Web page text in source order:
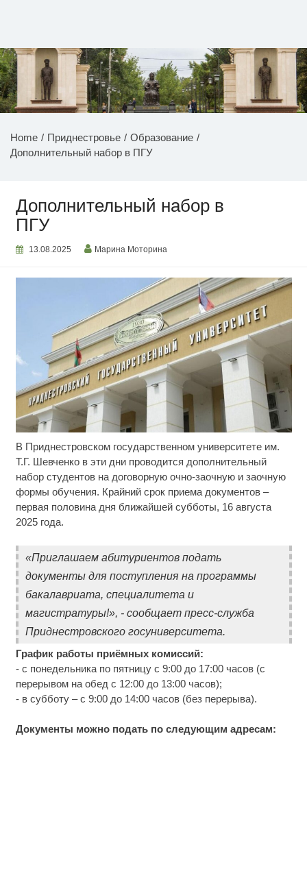
НОВОСТИ ПРИДНЕСТРОВЬЯ
Home Приднестровье
Образование
Дополнительный набор в ПГУ
Дополнительный набор в
ПГУ
13.08.2025 Марина Моторина
В Приднестровском государственном университете им.
Т.Г. Шевченко в эти дни проводится дополнительный
набор студентов на договорную очно-заочную и заочную
формы обучения. Крайний срок приема документов –
первая половина дня ближайшей субботы, 16 августа
2025 года.
«Приглашаем абитуриентов подать
документы для поступления на программы
бакалавриата, специалитета и
магистратуры!», - сообщает пресс-служба
Приднестровского госуниверситета.
График работы приёмных комиссий:
- с понедельника по пятницу с 9:00 до 17:00 часов (с
перерывом на обед с 12:00 до 13:00 часов);
- в субботу – с 9:00 до 14:00 часов (без перерыва).
Документы можно подать по следующим адресам:
i
Скрытая камера на пляже Крыма: Что люди
вытворяют, когда их не видят...
Ролик длится пару секунд, но вы будете в шоке
от увиденного